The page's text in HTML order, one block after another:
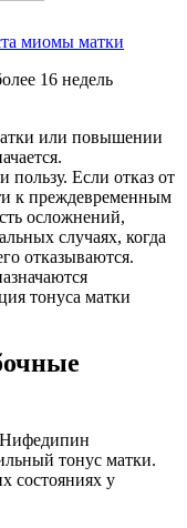
миомы матки
16 недель
или повышении
пользу. Если отказ от
к преждевременным
осложнений,
случаях, когда
отказываются.
тонуса матки
Нифедипин
тонус матки.
состояниях у